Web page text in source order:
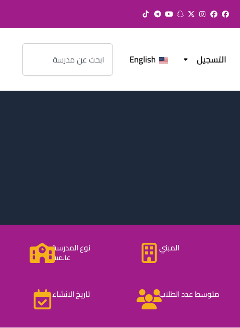
التسجيل English
Search
المبني نوع المدرسة
عالمية
متوسط عدد الطلاب تاريخ الانشاء